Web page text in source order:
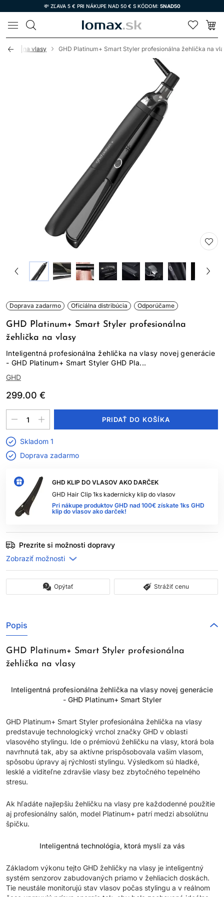
💸 ZĽAVA 5 € PRI NÁKUPE NAD 50 € S KÓDOM: 5NAD50
LOMAX
na vlasy GHD Platinum+ Smart Styler profesionálna žehlička na
Doprava zadarmo Oficiálna distribúcia Odporúčame
GHD Platinum+ Smart Styler profesionálna
žehlička na vlasy
Inteligentná profesionálna žehlička na vlasy novej generácie
- GHD Platinum+ Smart Styler GHD Pla...
GHD
299.00 €
GHD KLIP DO VLASOV AKO DARČEK
GHD Hair Clip 1ks kadernícky klip do vlasov
Pri nákupe produktov GHD nad 100€ získate 1ks GHD
klip do vlasov ako darček!
PRIDAŤ DO KOŠÍKA
Skladom 1
Doprava zadarmo
Prezrite si možnosti dopravy
Opýtať Strážiť cenu
Popis
GHD Platinum+ Smart Styler profesionálna
žehlička na vlasy
Inteligentná profesionálna žehlička na vlasy novej generácie
- GHD Platinum+ Smart Styler
GHD Platinum+ Smart Styler profesionálna žehlička na vlasy
predstavuje technologický vrchol značky GHD v oblasti
vlasového stylingu. Ide o prémiovú žehličku na vlasy, ktorá bola
navrhnutá tak, aby sa aktívne prispôsobovala vašim vlasom,
spôsobu úpravy aj rýchlosti stylingu. Výsledkom sú hladké,
lesklé a viditeľne zdravšie vlasy bez zbytočného tepelného
stresu.
Ak hľadáte najlepšiu žehličku na vlasy pre každodenné použitie
aj profesionálny salón, model Platinum+ patrí medzi absolútnu
špičku.
Inteligentná technológia, ktorá myslí za vás
Základom výkonu tejto GHD žehličky na vlasy je inteligentný
systém senzorov zabudovaných priamo v žehliacich doskách.
Tie neustále monitorujú stav vlasov počas stylingu a v reálnom